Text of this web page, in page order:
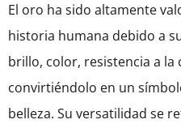
El oro ha sido altamente
historia humana debido a
brillo, color, resistencia a la
convirtiéndolo en un
belleza. Su versatilidad se